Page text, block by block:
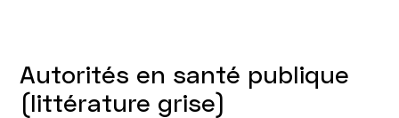
Autorités en santé publique
(littérature grise)